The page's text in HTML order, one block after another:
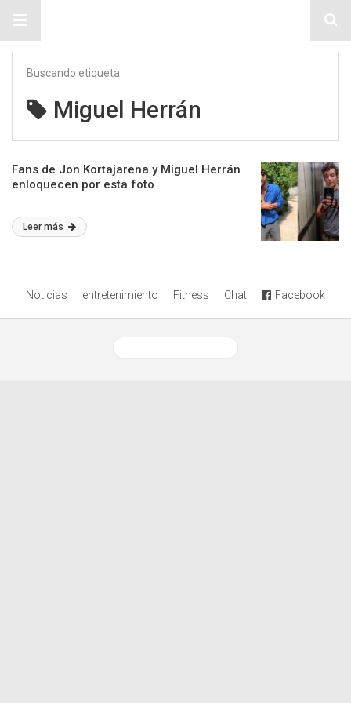
Buscando etiqueta
Miguel Herrán
Fans de Jon Kortajarena y Miguel Herrán
enloquecen por esta foto
Leer más
Noticias entretenimiento Fitness Chat Facebook